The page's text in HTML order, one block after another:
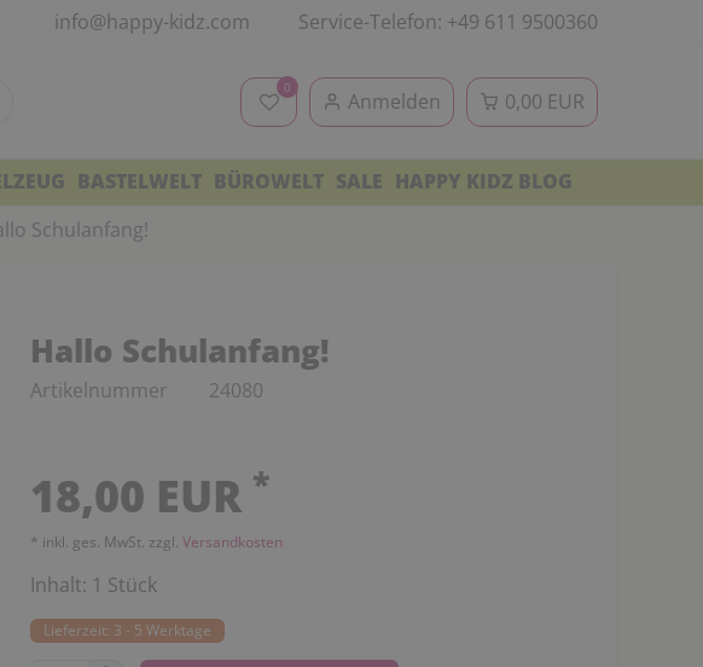
info@happy-kidz.com Service-Telefon: +49 611 9500360
0
Anmelden 0,00 EUR
BASTELWELT BÜROWELT SALE HAPPY KIDZ BLOG
Schulanfang!
Hallo Schulanfang!
Artikelnummer 24080
18,00 EUR *
* inkl. ges. MwSt. zzgl. Versandkosten
Inhalt: 1 Stück
Lieferzeit: 3 - 5 Werktage